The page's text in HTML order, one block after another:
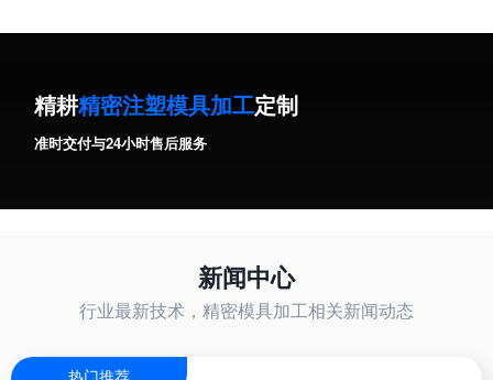
精耕精密注塑模具加工定制
准时交付与24小时售后服务
新闻中心
行业最新技术，精密模具加工相关新闻动态
热门推荐